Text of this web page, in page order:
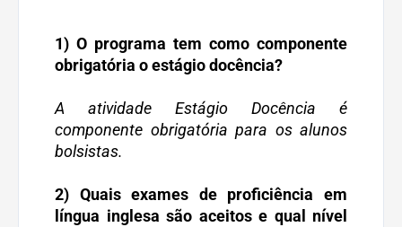
1) O programa tem como componente
obrigatória o estágio docência?
A atividade Estágio Docência é
componente obrigatória para os alunos
bolsistas.
2) Quais exames de proficiência em
língua inglesa são aceitos e qual nível